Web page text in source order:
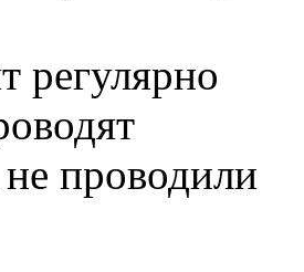
регулярно
проводили